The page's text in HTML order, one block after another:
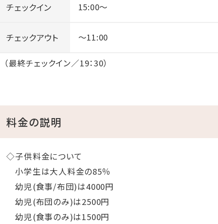
チェックイン 15:00～
チェックアウト ～11:00
（最終チェックイン／19：30）
料金の説明
◇子供料金について
小学生は大人料金の85％
幼児(食事/布団)は4000円
幼児(布団のみ)は2500円
幼児(食事のみ)は1500円